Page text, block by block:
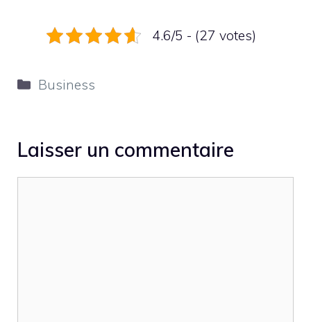
4.6/5 - (27 votes)
Catégories
Business
Laisser un commentaire